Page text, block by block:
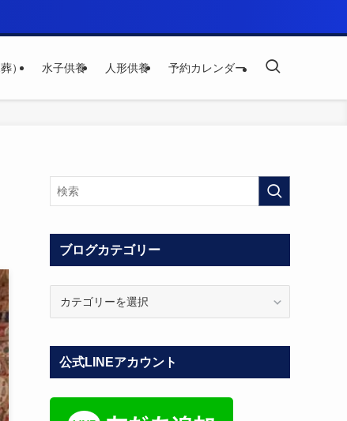
） 水子供養 人形供養 予約カレンダー
ブログカテゴリー
カ
テ
ゴ
リ
公式LINEアカウント